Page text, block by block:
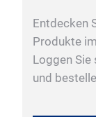
Entdecken
Produkte
Loggen Sie
und